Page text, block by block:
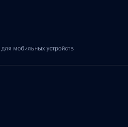
мобильных устройств